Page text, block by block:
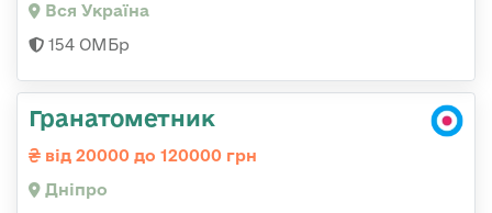
Вся Україна
154 ОМБр
Гранатометник
від 20000 до 120000 грн
Дніпро